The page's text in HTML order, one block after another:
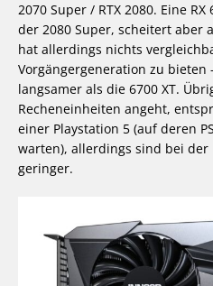
2070 Super / RTX 2080. Eine
der 2080 Super, scheitert aber
hat allerdings nichts
Vorgängergeneration zu bieten
langsamer als die 6700 XT.
Recheneinheiten angeht,
einer Playstation 5 (auf deren
warten), allerdings sind bei der
geringer.